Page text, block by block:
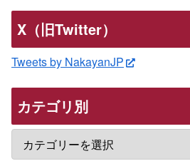
X（旧Twitter）
Tweets by NakayanJP
カテゴリ別